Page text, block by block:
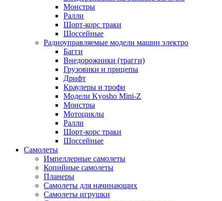
Монстры
Ралли
Шорт-корс траки
Шоссейные
Радиоуправляемые модели машин электро
Багги
Внедорожники (трагги)
Грузовики и прицепы
Дрифт
Краулеры и трофи
Модели Kyosho Mini-Z
Монстры
Мотоциклы
Ралли
Шорт-корс траки
Шоссейные
Самолеты
Импеллерные самолеты
Копийные самолеты
Планеры
Самолеты для начинающих
Самолеты игрушки